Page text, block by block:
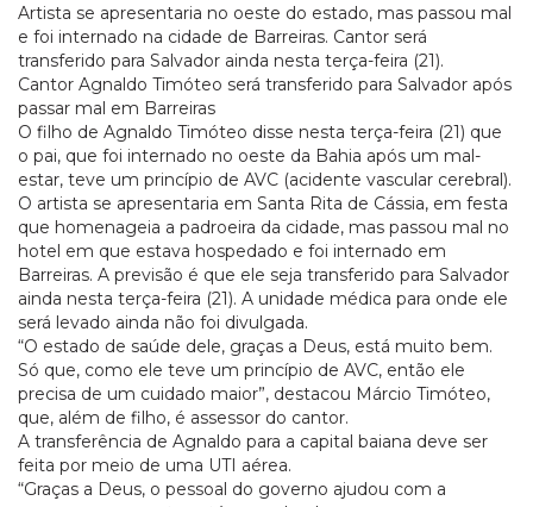
Artista se apresentaria no oeste do estado, mas passou mal
e foi internado na cidade de Barreiras. Cantor será
transferido para Salvador ainda nesta terça-feira (21).
Cantor Agnaldo Timóteo será transferido para Salvador após
passar mal em Barreiras
O filho de Agnaldo Timóteo disse nesta terça-feira (21) que
o pai, que foi internado no oeste da Bahia após um mal-
estar, teve um princípio de AVC (acidente vascular cerebral).
O artista se apresentaria em Santa Rita de Cássia, em festa
que homenageia a padroeira da cidade, mas passou mal no
hotel em que estava hospedado e foi internado em
Barreiras. A previsão é que ele seja transferido para Salvador
ainda nesta terça-feira (21). A unidade médica para onde ele
será levado ainda não foi divulgada.
“O estado de saúde dele, graças a Deus, está muito bem.
Só que, como ele teve um princípio de AVC, então ele
precisa de um cuidado maior”, destacou Márcio Timóteo,
que, além de filho, é assessor do cantor.
A transferência de Agnaldo para a capital baiana deve ser
feita por meio de uma UTI aérea.
“Graças a Deus, o pessoal do governo ajudou com a